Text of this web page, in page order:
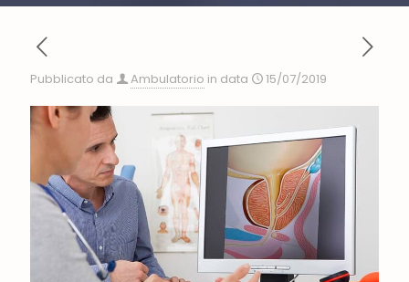
Pubblicato da Ambulatorio in data 15/07/2019